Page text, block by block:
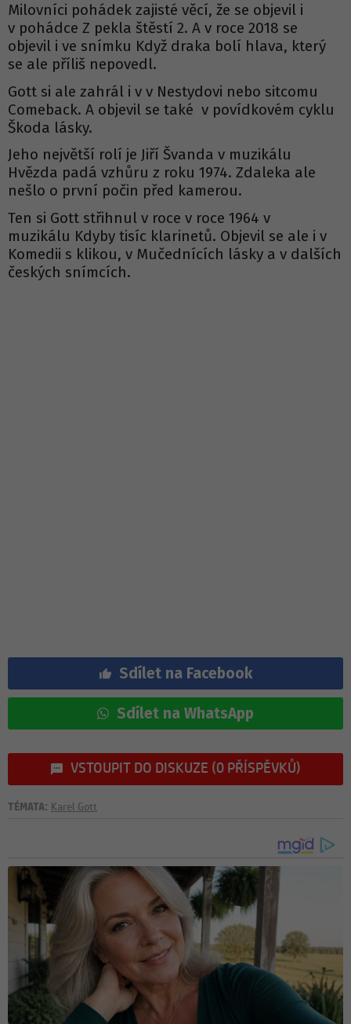
Milovníci pohádek zajisté věcí, že se objevil i
v pohádce Z pekla štěstí 2. A v roce 2018 se
objevil i ve snímku Když draka bolí hlava, který
se ale příliš nepovedl.
Gott si ale zahrál i v v Nestydovi nebo sitcomu
Comeback. A objevil se také v povídkovém cyklu
Škoda lásky.
Jeho největší rolí je Jiří Švanda v muzikálu
Hvězda padá vzhůru z roku 1974. Zdaleka ale
nešlo o první počin před kamerou.
Ten si Gott střihnul v roce v roce 1964 v
muzikálu Kdyby tisíc klarinetů. Objevil se ale i v
Komedii s klikou, v Mučednících lásky a v dalších
českých snímcích.
Sdílet na Facebook
Sdílet na WhatsApp
VSTOUPIT DO DISKUZE (0 PŘÍSPĚVKŮ)
TÉMATA: Karel Gott